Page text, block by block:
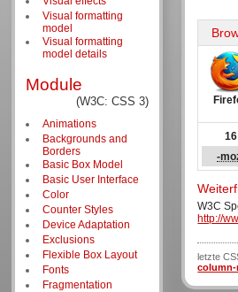
16
-
W3C
http://
letzte
column-
Visual formatting
model
Visual formatting
model details
Module
(W3C: CSS 3)
Animations
Backgrounds and
Borders
Basic Box Model
Basic User Interface
Color
Counter Styles
Device Adaptation
Exclusions
Flexible Box Layout
Fonts
Fragmentation